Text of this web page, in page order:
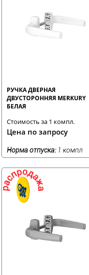
РУЧКА ДВЕРНАЯ
ДВУСТОРОННЯЯ MERKURY
БЕЛАЯ
Стоимость за 1 компл.
Цена по запросу
Норма отпуска: 1 компл